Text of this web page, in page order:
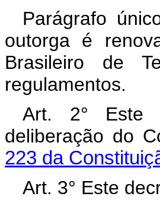
Parágrafo
outorga é
Brasileiro de
regulamentos.
Art. 2° Este
deliberação do
223 da
Art. 3° Este